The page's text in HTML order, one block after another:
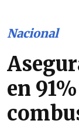
Nacional
en